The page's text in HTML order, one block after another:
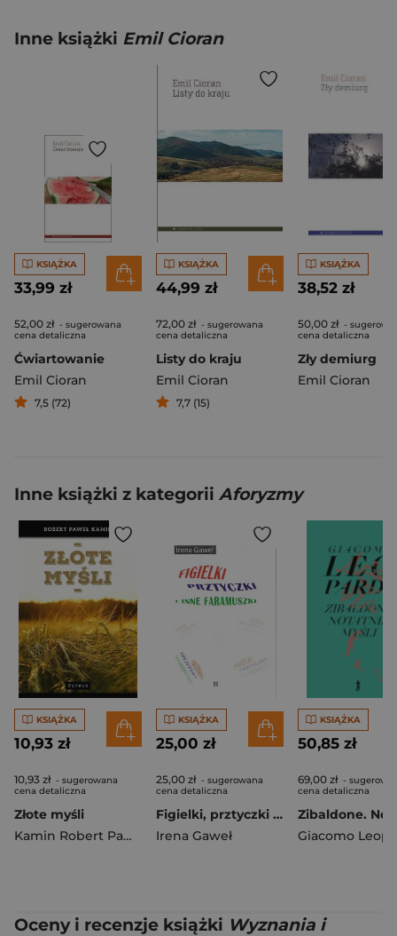
Inne książki Emil Cioran
KSIĄŻKA
33,99 zł
52,00 zł - sugerowana
cena detaliczna
Ćwiartowanie
Emil Cioran
7,5 (72)
KSIĄŻKA
44,99 zł
72,00 zł - sugerowana
cena detaliczna
Listy do kraju
Emil Cioran
7,7 (15)
KSIĄŻKA
38,52 zł
50,00 zł -
cena detaliczna
Zły demiurg
Emil Cioran
Inne książki z kategorii Aforyzmy
KSIĄŻKA
10,93 zł
10,93 zł - sugerowana
cena detaliczna
Złote myśli
Kamin Robert Paweł
KSIĄŻKA
25,00 zł
25,00 zł - sugerowana
cena detaliczna
Figielki, prztyczki i inne faramuszki
Irena Gaweł
KSIĄŻKA
50,85 zł
69,00 zł -
cena detaliczna
Giacomo
Oceny i recenzje książki Wyznania i